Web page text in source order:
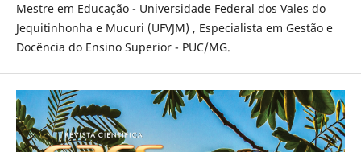
Mestre em Educação - Universidade Federal dos Vales do
Jequitinhonha e Mucuri (UFVJM) , Especialista em Gestão e
Docência do Ensino Superior - PUC/MG.